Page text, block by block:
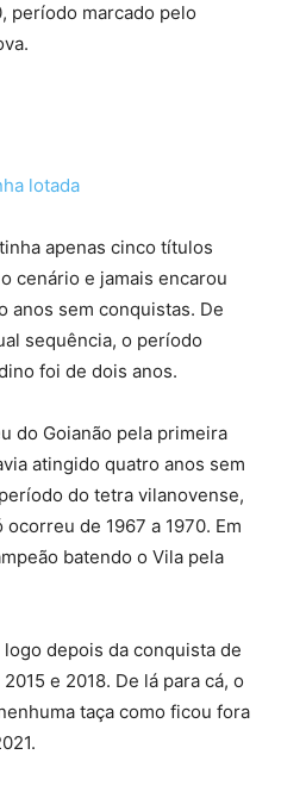
período marcado pelo
lotada
apenas cinco títulos
cenário e jamais encarou
anos sem conquistas. De
sequência, o período
foi de dois anos.
do Goianão pela primeira
atingido quatro anos sem
do tetra vilanovense,
de 1967 a 1970. Em
batendo o Vila pela
depois da conquista de
e 2018. De lá para cá, o
taça como ficou fora